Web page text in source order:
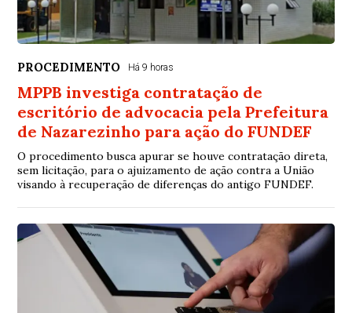
PROCEDIMENTO Há 9 horas
MPPB investiga contratação de
escritório de advocacia pela Prefeitura
de Nazarezinho para ação do FUNDEF
O procedimento busca apurar se houve contratação direta,
sem licitação, para o ajuizamento de ação contra a União
visando à recuperação de diferenças do antigo FUNDEF.